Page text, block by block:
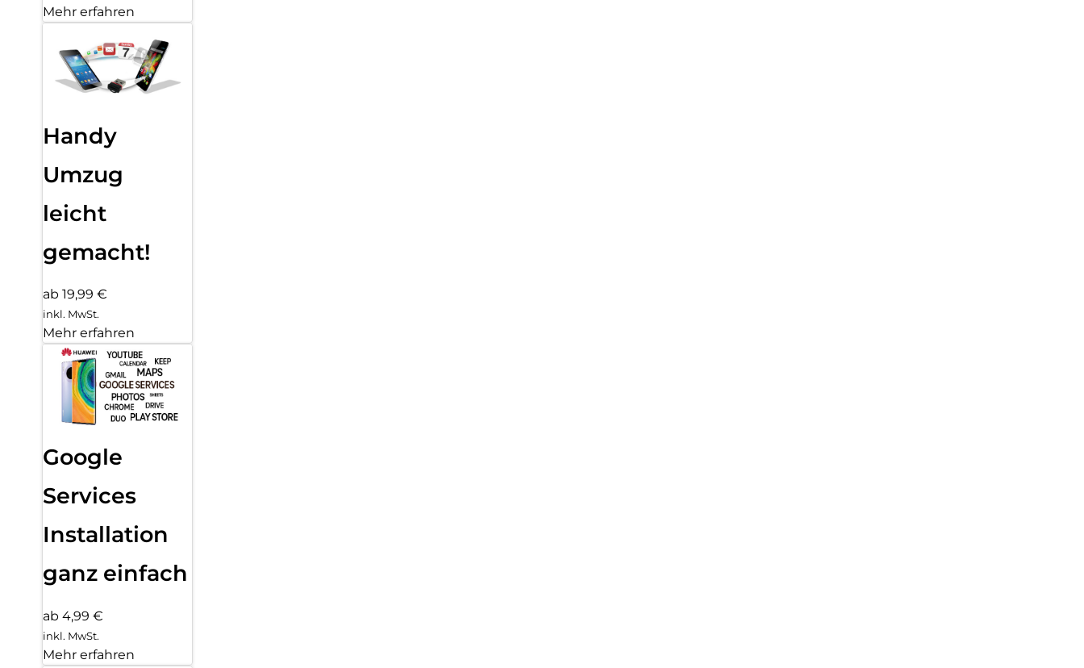
Mehr erfahren
Handy
Umzug
leicht
gemacht!
ab 19,99 €
inkl. MwSt.
Mehr erfahren
Google
Services
Installation
ganz einfach
ab 4,99 €
inkl. MwSt.
Mehr erfahren